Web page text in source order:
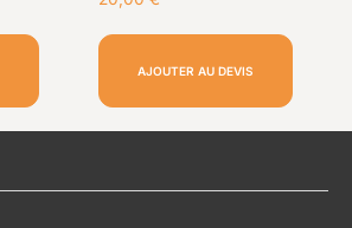
AJOUTER AU DEVIS